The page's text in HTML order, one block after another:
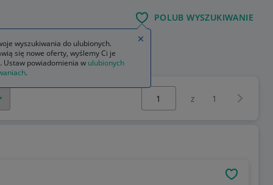
POLUB WYSZUKIWANIE
Wybierz stronę:
z 1
wyszukiwania do ulubionych.
się nowe oferty, wyślemy Ci je
Ustaw powiadomienia w ulubionych
.
Zamknij wskazówkę